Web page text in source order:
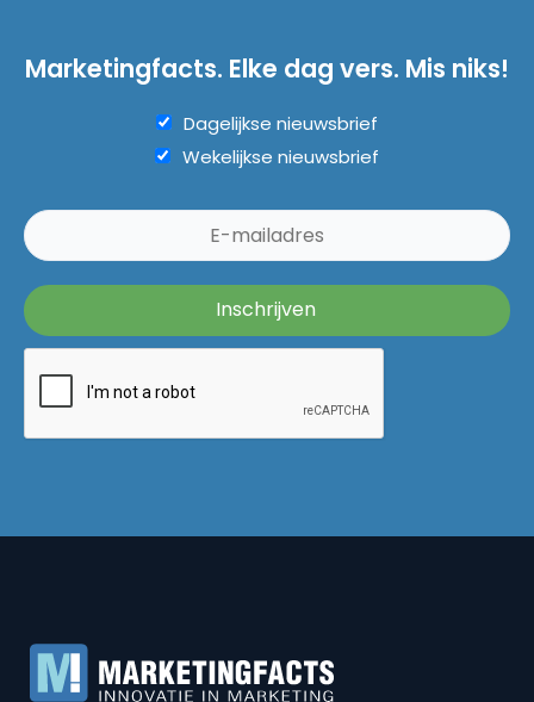
Marketingfacts. Elke dag vers. Mis niks!
Dagelijkse nieuwsbrief
Wekelijkse nieuwsbrief